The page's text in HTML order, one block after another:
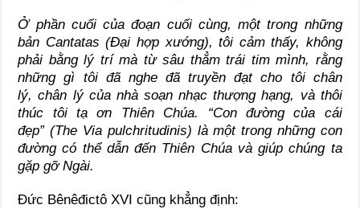
Ở phầncuối của đoạn cuối cùng, một trong những
bản Cantatas (Đại hợp xướng), tôi cảm thấy, không
phải bằng lý trímà từ sâu thẳm trái tim mình, rằng
những gì tôi đã nghe đã truyền đạt cho tôichân
lý,chân lý của nhà soạn nhạc thượnghạng, và thôi
thúc tôi tạ ơn Thiên Chúa. “Con đường của cái
đẹp”(The Via pulchritudinis) là một trong những con
đường có thể dẫn đến Thiên Chúa và giúp chúng ta
gặp gỡ Ngài.
Đức Bênêđictô XVI cũng khẳng định: